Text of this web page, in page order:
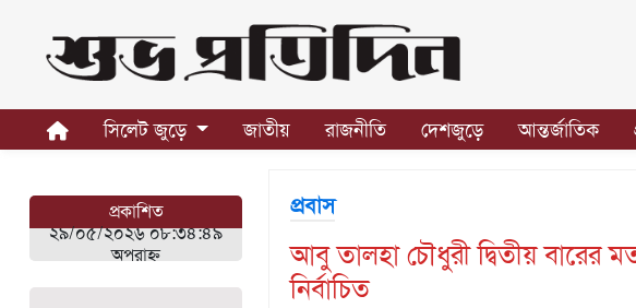
জুড়ে
সিলেট
মৌলভীবাজার
হবিগঞ্জ
জাতীয়
সিলেট জুড়ে জাতীয় রাজনীতি দেশজুড়ে আন্তর্জাতিক
প্রকাশিত
২৯/০৫/২০২৬ ০৮:৩৪:৪৯
অপরাহ্ন
প্রবাস
আবু তালহা চৌধুরী দ্বিতীয় বারের
নির্বাচিত